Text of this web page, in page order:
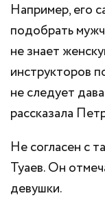
Например, его
подобрать
не знает
инструкторов
не следует
рассказала
Не согласен с
Туаев. Он
девушки.